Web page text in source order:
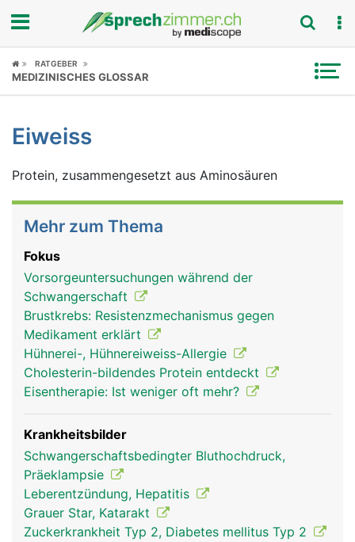
Fokus
Symptome
Untersuchungen
News
Ratgeber
Rubriken
RATGEBER
MEDIZINISCHES GLOSSAR
Eiweiss
Protein, zusammengesetzt aus Aminosäuren
Mehr zum Thema
Fokus
Vorsorgeuntersuchungen während der
Schwangerschaft
Brustkrebs: Resistenzmechanismus gegen
Medikament erklärt
Hühnerei-, Hühnereiweiss-Allergie
Cholesterin-bildendes Protein entdeckt
Eisentherapie: Ist weniger oft mehr?
Krankheitsbilder
Schwangerschaftsbedingter Bluthochdruck,
Präeklampsie
Leberentzündung, Hepatitis
Grauer Star, Katarakt
Zuckerkrankheit Typ 2, Diabetes mellitus Typ 2